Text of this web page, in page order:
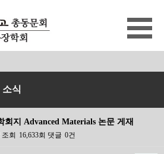
소식
지 Advanced Materials 논문 게재
조회 16,633회 댓글 0건